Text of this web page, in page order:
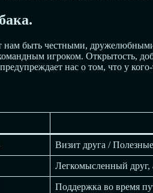
нам быть честными,
игроком. Открытость,
нас о том, что у
Визит друга /
Легкомысленный
Поддержка во время